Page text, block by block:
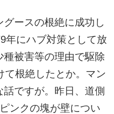
ースの根絶に成功し
年にハブ対策として放
種被害等の理由で駆除
て根絶したとか。マン
ですが。昨日、道側
ンクの塊が壁につい